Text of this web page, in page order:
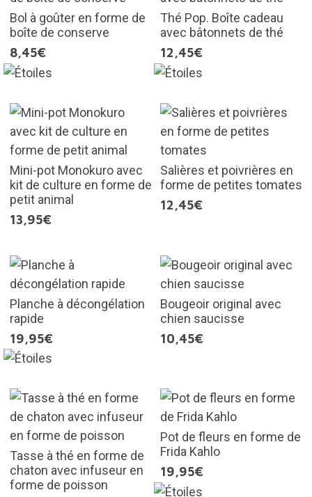
Bol à goûter en forme de
boîte de conserve
8,45€
Thé Pop. Boîte cadeau
avec bâtonnets de thé
12,45€
Mini-pot Monokuro avec
kit de culture en forme de
petit animal
13,95€
Salières et poivrières en
forme de petites tomates
12,45€
Planche à décongélation
rapide
19,95€
Bougeoir original avec
chien saucisse
10,45€
Tasse à thé en forme de
chaton avec infuseur en
forme de poisson
Pot de fleurs en forme de
Frida Kahlo
19,95€